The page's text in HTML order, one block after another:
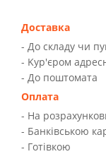
Доставка
- До складу чи
- Kур'єром
- До поштомата
Оплата
- На
- Банківською
- Готівкою